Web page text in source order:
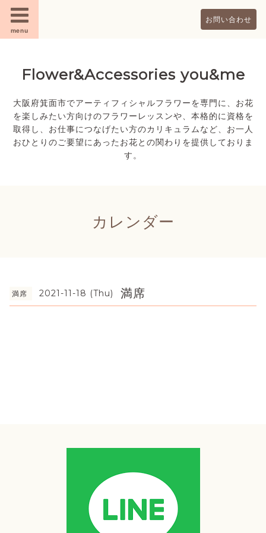
menu
お問い合わせ
Flower&Accessories you&me
大阪府箕面市でアーティフィシャルフラワーを専門に、お花
を楽しみたい方向けのフラワーレッスンや、本格的に資格を
取得し、お仕事につなげたい方のカリキュラムなど、お一人
おひとりのご要望にあったお花との関わりを提供しておりま
す。
カレンダー
満席 2021-11-18 (Thu) 満席